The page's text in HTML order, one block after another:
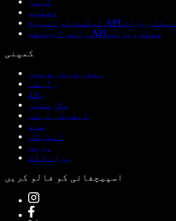
تعلیم
ٹیکسٹ ٹو اسپیچ API دستاویزات
وائس ایجنٹس API دستاویزات
کمپنی
ہمارے بارے میں
رابطہ
بلاگ
ملازمتیں
ایفیلی ایٹس
مدد
اسٹیٹس
پریس
برانڈ کٹ
اسپیچفائی کو فالو کریں